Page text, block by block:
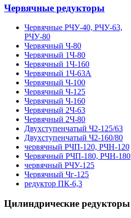
Червячные редукторы
Червячные РЧУ-40, РЧУ-63,
РЧУ-80
Червячный Ч-80
Червячный 1Ч-80
Червячный 1Ч-160
Червячный 1Ч-63А
Червячный Ч-100
Червячный Ч-125
Червячный Ч-160
Червячный 2Ч-63
Червячный 2Ч-80
Двухступенчатый Ч2-125/63
Двухступенчатый Ч2-160/80
червячный РЧП-120, РЧН-120
Червячный РЧП-180, РЧН-180
червячный РЧУ-125
Червячный Чг-125
редуктор ПК-6,3
Цилиндрические редукторы